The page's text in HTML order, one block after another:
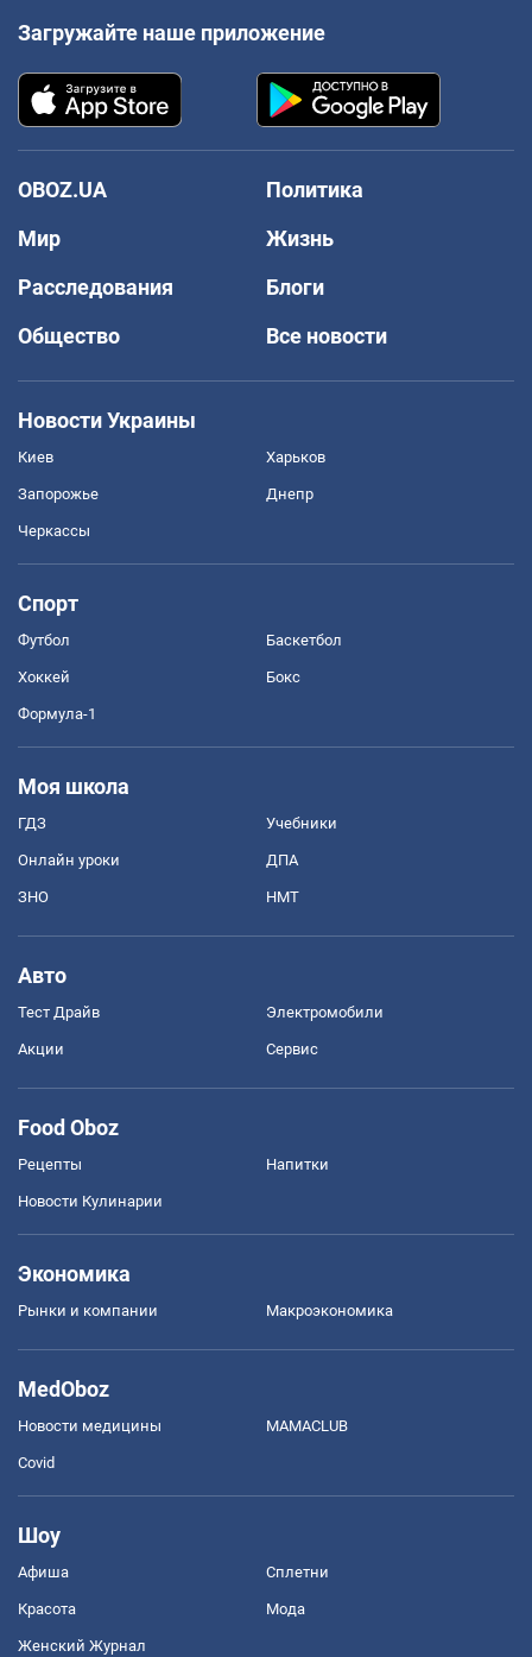
Загружайте наше приложение
OBOZ.UA
Политика
Мир
Жизнь
Расследования
Блоги
Общество
Все новости
Новости Украины
Киев Харьков
Запорожье Днепр
Черкассы
Спорт
Футбол Баскетбол
Хоккей Бокс
Формула-1
Моя школа
ГДЗ Учебники
Онлайн уроки ДПА
ЗНО НМТ
Авто
Тест Драйв Электромобили
Акции Сервис
Food Oboz
Рецепты Напитки
Новости Кулинарии
Экономика
Рынки и компании Mакроэкономика
MedOboz
Новости медицины MAMACLUB
Covid
Шоу
Афиша Сплетни
Красота Мода
Женский Журнал